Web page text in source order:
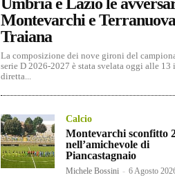
Montevarchi e Terranuova
Traiana
La composizione dei nove gironi del
serie D 2026-2027 è stata svelata oggi alle 13
diretta...
Calcio
Montevarchi sconfitto
nell’amichevole di
Piancastagnaio
Michele Bossini - 6 Agosto